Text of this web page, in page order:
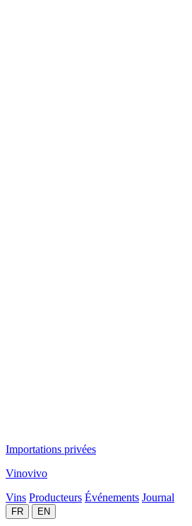
Importations privées
Vinovivo
Vins Producteurs Événements Journal
FR EN